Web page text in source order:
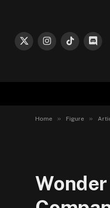
X
InstagramTikTok
Home » Figure »